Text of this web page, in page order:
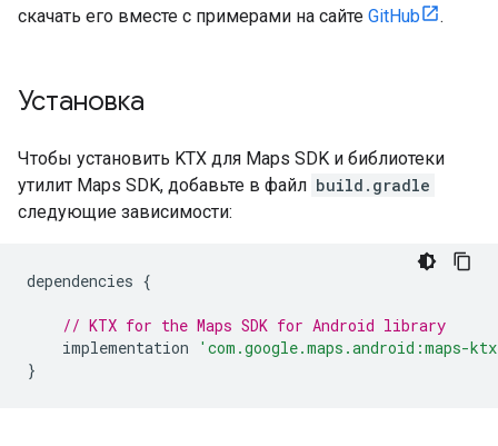
скачать его вместе с примерами на сайте GitHub .
Установка
Чтобы установить KTX для Maps SDK и библиотеки
утилит Maps SDK, добавьте в файл build.gradle
следующие зависимости:
dependencies {
// KTX for the Maps SDK for Android library
implementation
'com.google.maps.android:maps-
}